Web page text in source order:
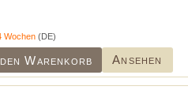
Wochen (DE)
Warenkorb Ansehen